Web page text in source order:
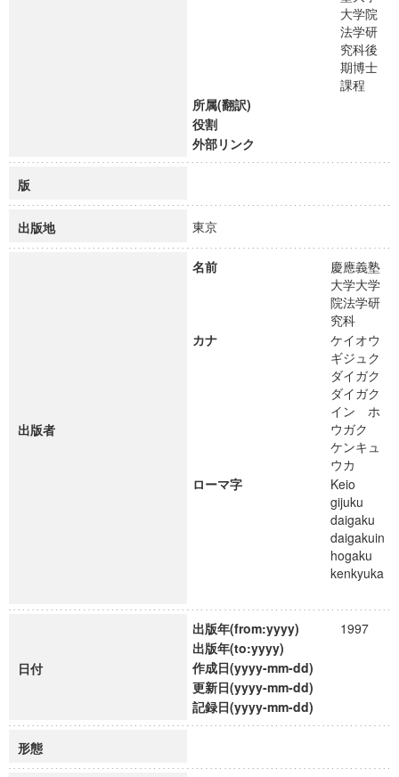
大学院
法学研
究科後
期博士
課程
所属(翻訳)
役割
外部リンク
版
出版地 東京
出版者
名前
慶應義塾
大学大学
院法学研
究科
カナ
ケイオウ
ギジュク
ダイガク
ダイガク
イン ホ
ウガク
ケンキュ
ウカ
ローマ字
Keio
gijuku
daigaku
daigakuin
hogaku
kenkyuka
日付
出版年(from:yyyy)
1997
出版年(to:yyyy)
作成日(yyyy-mm-dd)
更新日(yyyy-mm-dd)
記録日(yyyy-mm-dd)
形態